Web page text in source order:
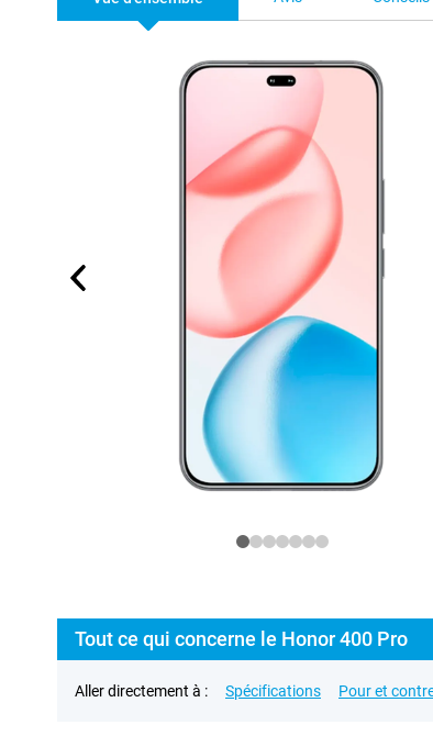
Tout ce qui concerne le Honor 400 Pro
Aller directement à : Spécifications Pour et